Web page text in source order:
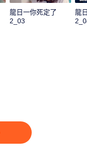
龍日一你死定了
2_03
龍